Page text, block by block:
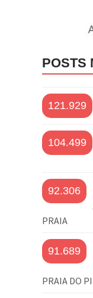
POSTS
121.929
104.499
92.306
PRAIA
91.689
PRAIA DO